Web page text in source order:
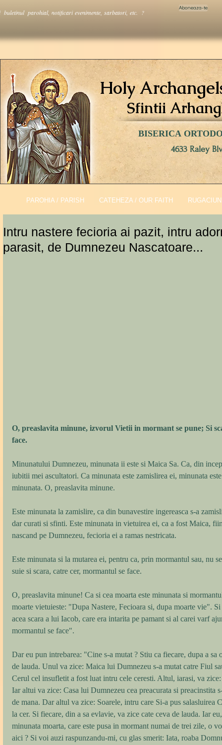
Sfintii
BISERICA
4633 Raley
Holy
PAROHIA / PARISH CATEHEZA / OUR FAITH
Intru nastere fecioria ai pazit, intru
parasit, de Dumnezeu Nascatoare...
O, preaslavita minune, izvorul Vietii in mormant se pune; Si
face.
Minunatului Dumnezeu, minunata ii este si Maica Sa. Ca, din
iubitii mei ascultatori. Ca minunata este zamislirea ei, minunata
minunata. O, preaslavita minune.
Este minunata la zamislire, ca din bunavestire ingereasca s-a
dar curati si sfinti. Este minunata in vietuirea ei, ca a fost Maica,
nascand pe Dumnezeu, fecioria ei a ramas nestricata.
Este minunata si la mutarea ei, pentru ca, prin mormantul sau, nu
suie si scara, catre cer, mormantul se face.
O, preaslavita minune! Ca si cea moarta este minunata si
moarte vietuieste: "Dupa Nastere, Fecioara si, dupa moarte vie".
acea scara a lui Iacob, care era intarita pe pamant si al carei varf
mormantul se face".
Dar eu pun intrebarea: "Cine s-a mutat ? Stiu ca fiecare, dupa a
de lauda. Unul va zice: Maica lui Dumnezeu s-a mutat catre Fiul
Cerul cel insufletit a fost luat intru cele ceresti. Altul, iarasi, va
Iar altui va zice: Casa lui Dumnezeu cea preacurata si preacinstita
de mana. Dar altul va zice: Soarele, intru care Si-a pus salasluirea
la cer. Si fiecare, din a sa evlavie, va zice cate ceva de lauda. Iar
minunata moarta, care este pusa in mormant numai de trei zile, o
aici ? Si voi auzi raspunzandu-mi, cu glas smerit: Iata, roaba
parohial, notificari evenimente, sarbatori, etc. ?
Aboneaza-te